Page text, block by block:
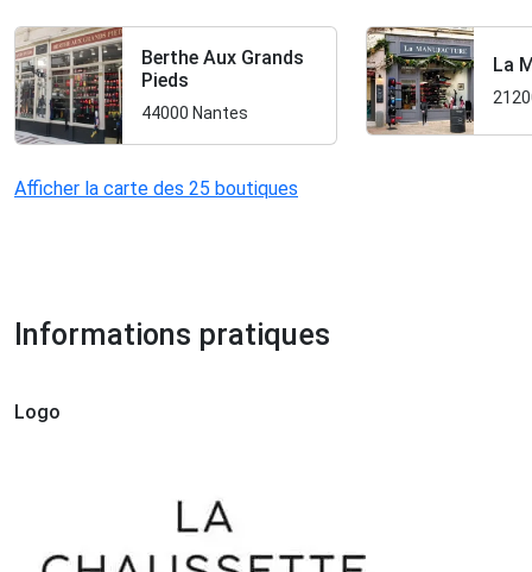
Berthe Aux Grands
Pieds
44000 Nantes
La
Afficher la carte des 25 boutiques
Informations pratiques
Logo